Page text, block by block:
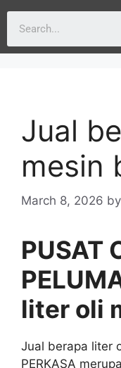
Jual
mesin
March 8, 2026 by
PUSAT
liter oli
Jual berapa liter
PERKASA